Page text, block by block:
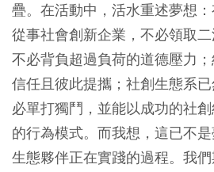
疊。在活動中，活水重述夢想
從事社會創新企業，不必領取
不必背負超過負荷的道德壓力
信任且彼此提攜；社創生態系
必單打獨鬥，並能以成功的社
的行為模式。而我想，這已不
生態夥伴正在實踐的過程。我